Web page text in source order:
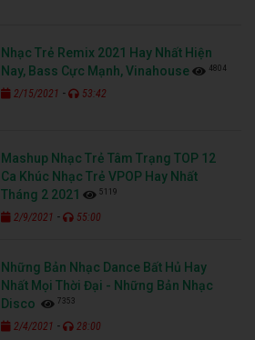
Nhạc Trẻ Remix 2021 Hay Nhất Hiện
Nay, Bass Cực Mạnh, Vinahouse
4804
2/15/2021 - 53:42
Mashup Nhạc Trẻ Tâm Trạng TOP 12
Ca Khúc Nhạc Trẻ VPOP Hay Nhất
Tháng 2 2021
5119
2/9/2021 - 55:00
Những Bản Nhạc Dance Bất Hủ Hay
Nhất Mọi Thời Đại - Những Bản Nhạc
Disco
7353
2/4/2021 - 28:00